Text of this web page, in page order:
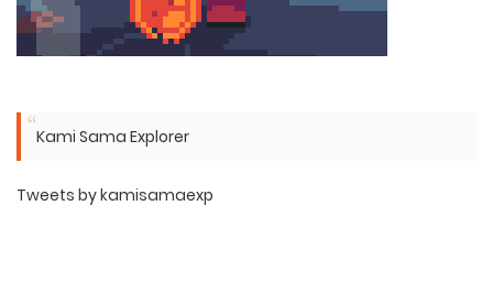
Kami Sama Explorer
Tweets by kamisamaexp